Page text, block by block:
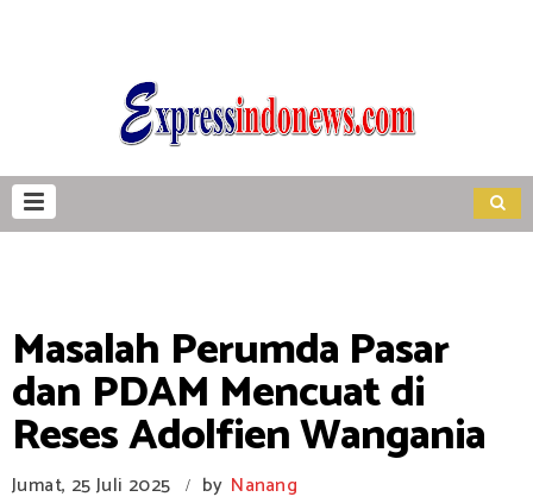
Masalah Perumda Pasar
dan PDAM Mencuat di
Reses Adolfien Wangania
Jumat, 25 Juli 2025 / by Nanang